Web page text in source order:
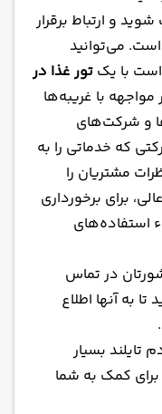
و ارتباط برقرار
است. می‌توانید
است با یک تور غذا در
با غریبه‌ها
و شرکت‌های
که خدماتی را به
مشتریان را
برای برخورداری
استفاده‌های
در تماس
به آنها اطلاع
تایلند بسیار
کمک به شما